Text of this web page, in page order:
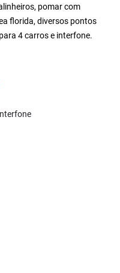
pomar com
florida, diversos pontos
4 carros e interfone.